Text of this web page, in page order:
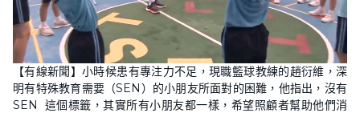
n
m
u
t
e
L
o
a
d
e
d
【有線新聞】小時候患有專注力不足，現職籃球教練的趙衍維，深
明有特殊教育需要（SEN）的小朋友所面對的困難，他指出，沒有
SEN 這個標籤，其實所有小朋友都一樣，希望照顧者幫助他們消